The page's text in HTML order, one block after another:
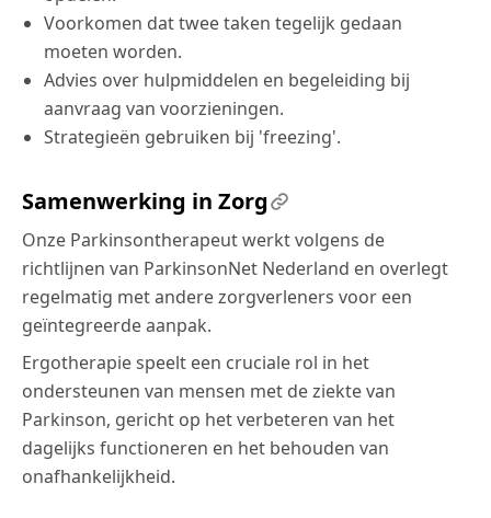
Voorkomen dat twee taken tegelijk gedaan
moeten worden.
Advies over hulpmiddelen en begeleiding bij
aanvraag van voorzieningen.
Strategieën gebruiken bij 'freezing'.
Samenwerking in Zorg
Onze Parkinsontherapeut werkt volgens de
richtlijnen van ParkinsonNet Nederland en overlegt
regelmatig met andere zorgverleners voor een
geïntegreerde aanpak.
Ergotherapie speelt een cruciale rol in het
ondersteunen van mensen met de ziekte van
Parkinson, gericht op het verbeteren van het
dagelijks functioneren en het behouden van
onafhankelijkheid.